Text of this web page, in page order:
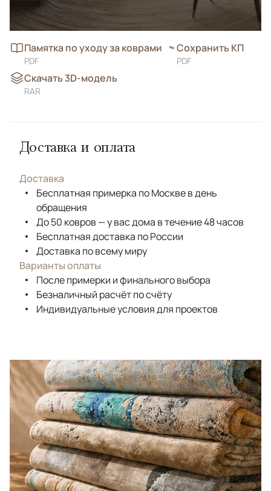
Памятка по уходу за коврами
PDF
Сохранить КП
PDF
Скачать 3D-модель
RAR
Доставка и оплата
Доставка
Бесплатная примерка по Москве в день
обращения
До 50 ковров — у вас дома в течение 48 часов
Бесплатная доставка по России
Доставка по всему миру
Варианты оплаты
После примерки и финального выбора
Безналичный расчёт по счёту
Индивидуальные условия для проектов